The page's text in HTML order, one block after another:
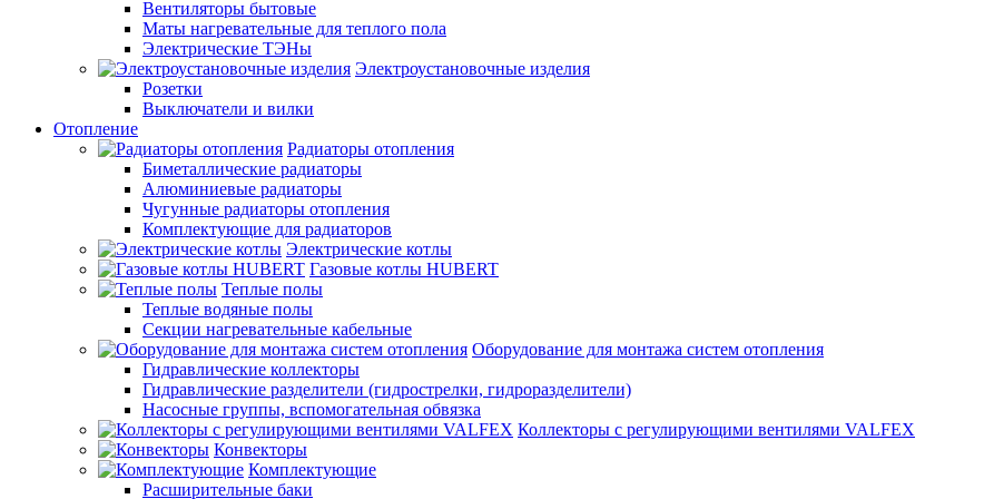
Вентиляторы бытовые
Маты нагревательные для теплого пола
Электрические ТЭНы
Электроустановочные изделия
Розетки
Выключатели и вилки
Отопление
Радиаторы отопления
Биметаллические радиаторы
Алюминиевые радиаторы
Чугунные радиаторы отопления
Комплектующие для радиаторов
Электрические котлы
Газовые котлы HUBERT
Теплые полы
Теплые водяные полы
Секции нагревательные кабельные
Оборудование для монтажа систем отопления
Гидравлические коллекторы
Гидравлические разделители (гидрострелки, гидроразделители)
Насосные группы, вспомогательная обвязка
Коллекторы с регулирующими вентилями VALFEX
Конвекторы
Комплектующие
Расширительные баки